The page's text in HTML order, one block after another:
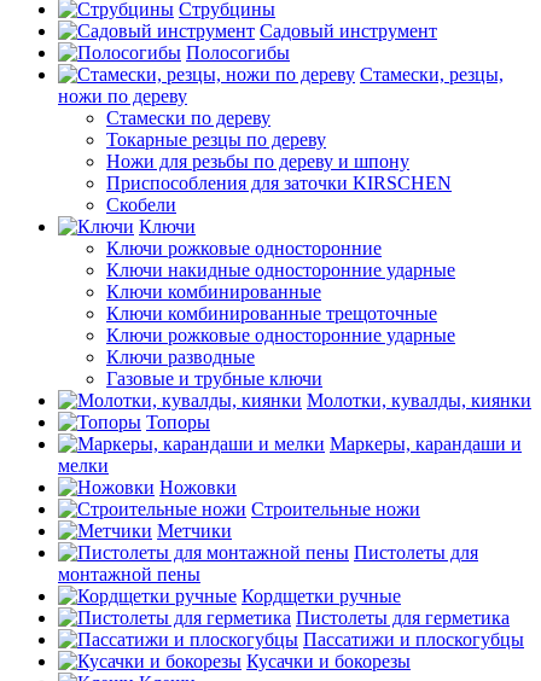
Струбцины
Садовый инструмент
Полосогибы
Стамески, резцы,
ножи по дереву
Стамески по дереву
Токарные резцы по дереву
Ножи для резьбы по дереву и шпону
Приспособления для заточки KIRSCHEN
Скобели
Ключи
Ключи рожковые односторонние
Ключи накидные односторонние ударные
Ключи комбинированные
Ключи комбинированные трещоточные
Ключи рожковые односторонние ударные
Ключи разводные
Газовые и трубные ключи
Молотки, кувалды, киянки
Топоры
Маркеры, карандаши и
мелки
Ножовки
Строительные ножи
Метчики
Пистолеты для
монтажной пены
Кордщетки ручные
Пистолеты для герметика
Пассатижи и плоскогубцы
Кусачки и бокорезы